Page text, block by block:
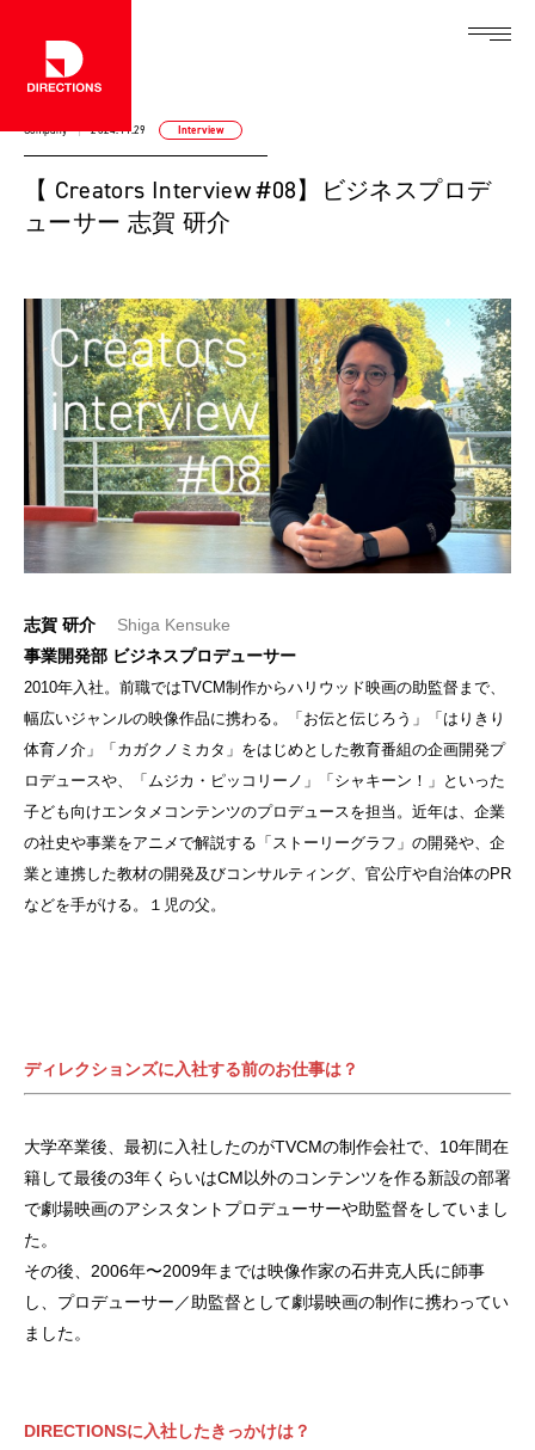
Company 2024.11.29 Interview
【 Creators Interview #08】ビジネスプロデ
ューサー 志賀 研介
志賀 研介 Shiga Kensuke
事業開発部 ビジネスプロデューサー
2010年入社。前職ではTVCM制作からハリウッド映画の助監督まで、
幅広いジャンルの映像作品に携わる。「お伝と伝じろう」「はりきり
体育ノ介」「カガクノミカタ」をはじめとした教育番組の企画開発プ
ロデュースや、「ムジカ・ピッコリーノ」「シャキーン！」といった
子ども向けエンタメコンテンツのプロデュースを担当。近年は、企業
の社史や事業をアニメで解説する「ストーリーグラフ」の開発や、企
業と連携した教材の開発及びコンサルティング、官公庁や自治体のPR
などを手がける。１児の父。
ディレクションズに入社する前のお仕事は？
大学卒業後、最初に入社したのがTVCMの制作会社で、10年間在
籍して最後の3年くらいはCM以外のコンテンツを作る新設の部署
で劇場映画のアシスタントプロデューサーや助監督をしていまし
た。
その後、2006年〜2009年までは映像作家の石井克人氏に師事
し、プロデューサー／助監督として劇場映画の制作に携わってい
ました。
DIRECTIONSに入社したきっかけは？